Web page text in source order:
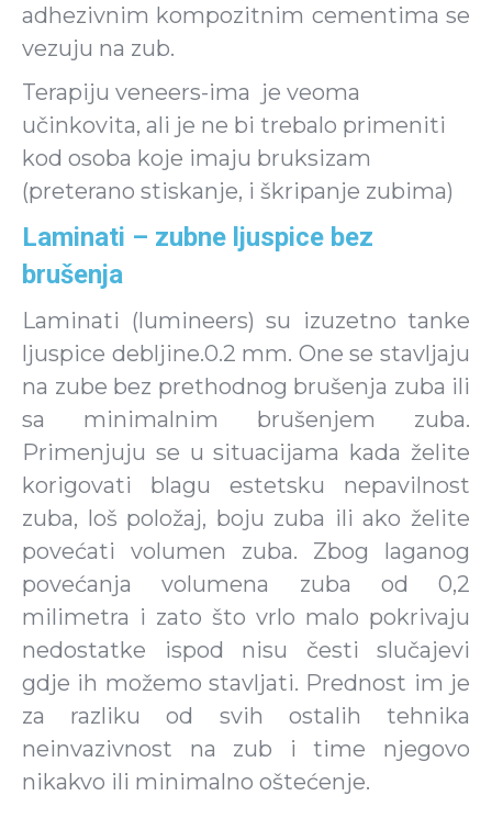
adhezivnim kompozitnim cementima se
vezuju na zub.
Terapiju veneers-ima je veoma
učinkovita, ali je ne bi trebalo primeniti
kod osoba koje imaju bruksizam
(preterano stiskanje, i škripanje zubima)
Laminati – zubne ljuspice bez
brušenja
Laminati (lumineers) su izuzetno tanke
ljuspice debljine.0.2 mm. One se stavljaju
na zube bez prethodnog brušenja zuba ili
sa minimalnim brušenjem zuba.
Primenjuju se u situacijama kada želite
korigovati blagu estetsku nepavilnost
zuba, loš položaj, boju zuba ili ako želite
povećati volumen zuba. Zbog laganog
povećanja volumena zuba od 0,2
milimetra i zato što vrlo malo pokrivaju
nedostatke ispod nisu česti slučajevi
gdje ih možemo stavljati. Prednost im je
za razliku od svih ostalih tehnika
neinvazivnost na zub i time njegovo
nikakvo ili minimalno oštećenje.